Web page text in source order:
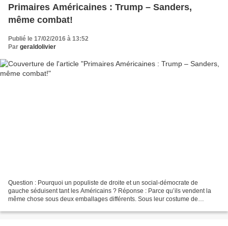
Primaires Américaines : Trump – Sanders,
même combat!
Publié le 17/02/2016 à 13:52
Par geraldolivier
Question : Pourquoi un populiste de droite et un social-démocrate de
gauche séduisent tant les Américains ? Réponse : Parce qu’ils vendent la
même chose sous deux emballages différents. Sous leur costume de